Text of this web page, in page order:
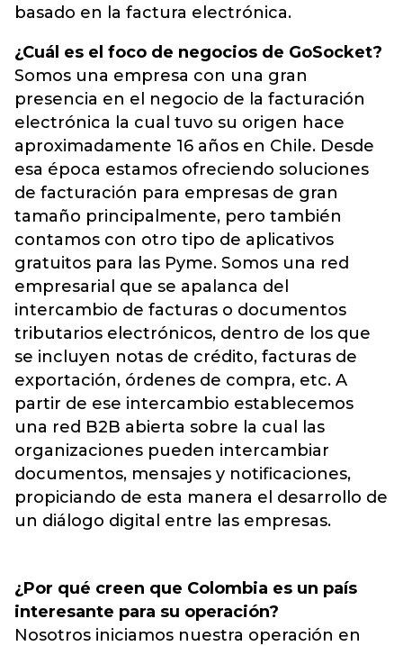
basado en la factura electrónica.
¿Cuál es el foco de negocios de GoSocket?
Somos una empresa con una gran
presencia en el negocio de la facturación
electrónica la cual tuvo su origen hace
aproximadamente 16 años en Chile. Desde
esa época estamos ofreciendo soluciones
de facturación para empresas de gran
tamaño principalmente, pero también
contamos con otro tipo de aplicativos
gratuitos para las Pyme. Somos una red
empresarial que se apalanca del
intercambio de facturas o documentos
tributarios electrónicos, dentro de los que
se incluyen notas de crédito, facturas de
exportación, órdenes de compra, etc. A
partir de ese intercambio establecemos
una red B2B abierta sobre la cual las
organizaciones pueden intercambiar
documentos, mensajes y notificaciones,
propiciando de esta manera el desarrollo de
un diálogo digital entre las empresas.
¿Por qué creen que Colombia es un país
interesante para su operación?
Nosotros iniciamos nuestra operación en